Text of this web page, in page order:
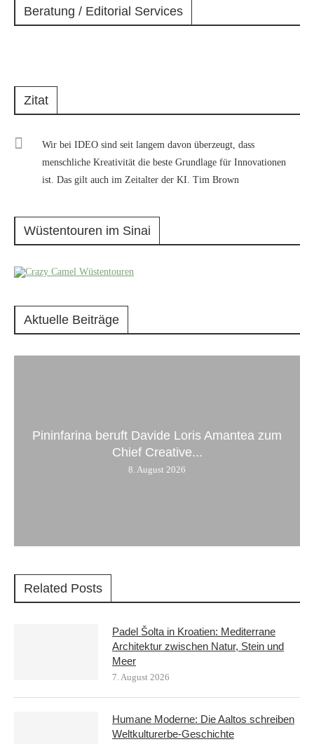
Beratung / Editorial Services
Zitat
Wir bei IDEO sind seit langem davon überzeugt, dass
menschliche Kreativität die beste Grundlage für Innovationen
ist. Das gilt auch im Zeitalter der KI. Tim Brown
Wüstentouren im Sinai
Aktuelle Beiträge
Pininfarina beruft Davide Loris Amantea zum
Chief Creative...
8. August 2026
Related Posts
Padel Šolta in Kroatien: Mediterrane
Architektur zwischen Natur, Stein und
Meer
7. August 2026
Humane Moderne: Die Aaltos schreiben
Weltkulturerbe-Geschichte